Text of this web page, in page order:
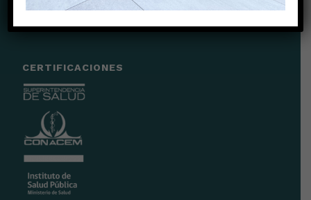
CERTIFICACIONES